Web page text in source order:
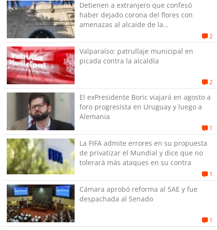
Detienen a extranjero que confesó
haber dejado corona del flores con
amenazas al alcaide de la
2
Valparaíso: patrullaje municipal en
picada contra la alcaldía
2
El exPresidente Boric viajará en agosto a
foro progresista en Uruguay y luego a
Alemania
1
La FIFA admite errores en su propuesta
de privatizar el Mundial y dice que no
tolerará más ataques en su contra
1
Cámara aprobó reforma al SAE y fue
despachada al Senado
1